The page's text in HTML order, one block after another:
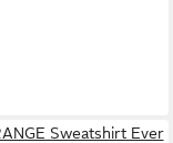
Sweatshirt Ever